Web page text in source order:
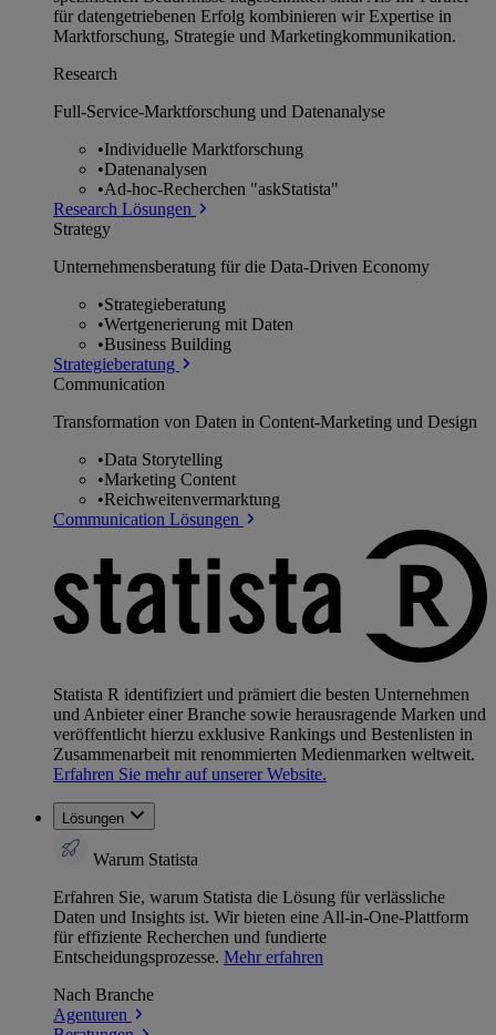
für datengetriebenen Erfolg kombinieren wir Expertise in
Marktforschung, Strategie und Marketingkommunikation.
Research
Full-Service-Marktforschung und Datenanalyse
•Individuelle Marktforschung
•Datenanalysen
•Ad-hoc-Recherchen "askStatista"
Research Lösungen
Strategy
Unternehmens­beratung für die Data-Driven Economy
•Strategieberatung
•Wertgenerierung mit Daten
•Business Building
Strategieberatung
Communication
Transformation von Daten in Content-Marketing und Design
•Data Storytelling
•Marketing Content
•Reichweitenvermarktung
Communication Lösungen
Statista R identifiziert und prämiert die besten Unternehmen
und Anbieter einer Branche sowie herausragende Marken und
veröffentlicht hierzu exklusive Rankings und Bestenlisten in
Zusammenarbeit mit renommierten Medienmarken weltweit.
Erfahren Sie mehr auf unserer Website.
Lösungen
Warum Statista
Erfahren Sie, warum Statista die Lösung für verlässliche
Daten und Insights ist. Wir bieten eine All-in-One-Plattform
für effiziente Recherchen und fundierte
Entscheidungsprozesse. Mehr erfahren
Nach Branche
Agenturen